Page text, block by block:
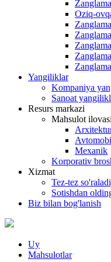
Oziq-
Yangiliklar
Kompaniya
Sanoat
Resurs markazi
Mahsulot ilovasi
Mexanik
Korporativ
Xizmat
Tez-tez
Sotishdan
Biz bilan bog'lanish
Uy
Mahsulotlar